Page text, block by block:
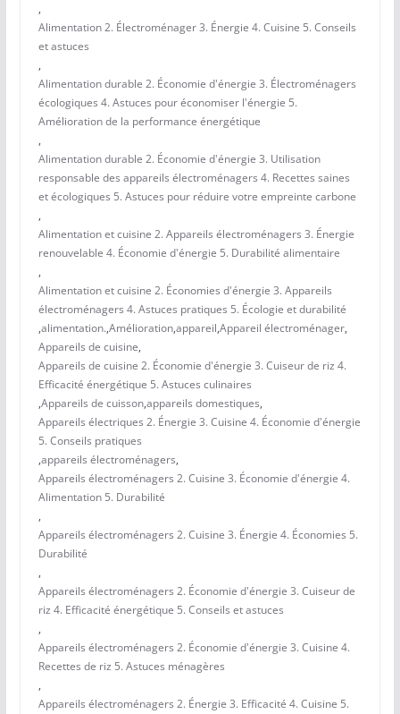
,
Alimentation 2. Électroménager 3. Énergie 4. Cuisine 5. Conseils
et astuces
,
Alimentation durable 2. Économie d'énergie 3. Électroménagers
écologiques 4. Astuces pour économiser l'énergie 5.
Amélioration de la performance énergétique
,
Alimentation durable 2. Économie d'énergie 3. Utilisation
responsable des appareils électroménagers 4. Recettes saines
et écologiques 5. Astuces pour réduire votre empreinte carbone
,
Alimentation et cuisine 2. Appareils électroménagers 3. Énergie
renouvelable 4. Économie d'énergie 5. Durabilité alimentaire
,
Alimentation et cuisine 2. Économies d'énergie 3. Appareils
électroménagers 4. Astuces pratiques 5. Écologie et durabilité
,alimentation.,Amélioration,appareil,Appareil électroménager,
Appareils de cuisine,
Appareils de cuisine 2. Économie d'énergie 3. Cuiseur de riz 4.
Efficacité énergétique 5. Astuces culinaires
,Appareils de cuisson,appareils domestiques,
Appareils électriques 2. Énergie 3. Cuisine 4. Économie d'énergie
5. Conseils pratiques
,appareils électroménagers,
Appareils électroménagers 2. Cuisine 3. Économie d'énergie 4.
Alimentation 5. Durabilité
,
Appareils électroménagers 2. Cuisine 3. Énergie 4. Économies 5.
Durabilité
,
Appareils électroménagers 2. Économie d'énergie 3. Cuiseur de
riz 4. Efficacité énergétique 5. Conseils et astuces
,
Appareils électroménagers 2. Économie d'énergie 3. Cuisine 4.
Recettes de riz 5. Astuces ménagères
,
Appareils électroménagers 2. Énergie 3. Efficacité 4. Cuisine 5.